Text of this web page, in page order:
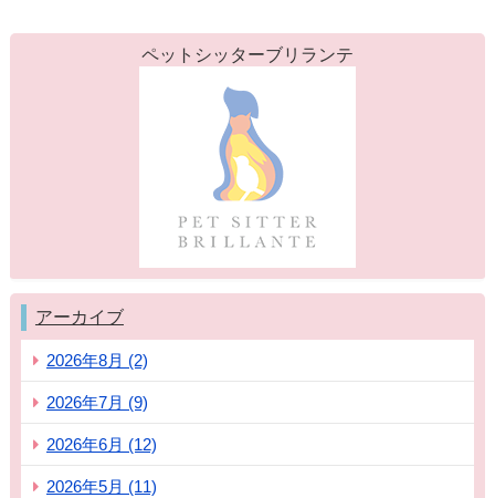
ペットシッターブリランテ
アーカイブ
2026年8月 (2)
2026年7月 (9)
2026年6月 (12)
2026年5月 (11)